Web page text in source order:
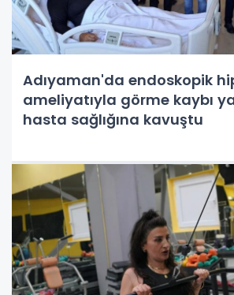
Adıyaman'da endoskopik
ameliyatıyla görme kaybı
hasta sağlığına kavuştu